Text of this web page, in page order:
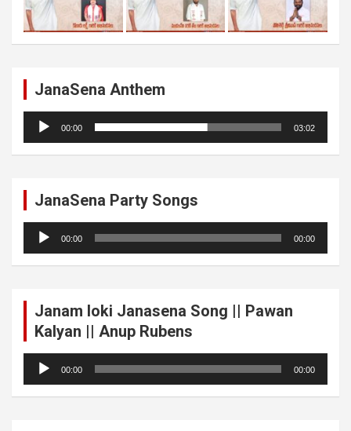
JanaSena Anthem
Audio
Player
00:00 03:02
JanaSena Party Songs
Audio
Player
00:00 00:00
Janam loki Janasena Song || Pawan
Kalyan || Anup Rubens
Audio
Player
00:00 00:00